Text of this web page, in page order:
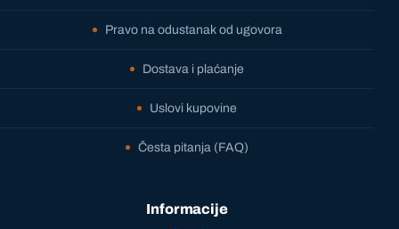
Pravo na odustanak od ugovora
Dostava i plaćanje
Uslovi kupovine
Česta pitanja (FAQ)
Informacije